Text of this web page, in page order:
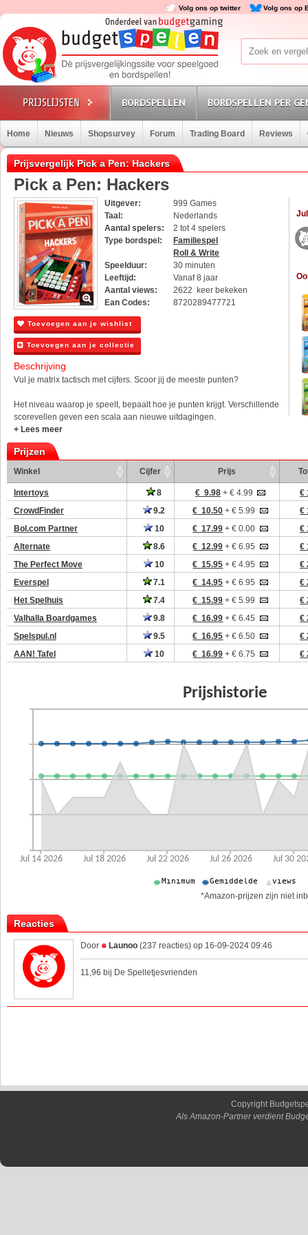
Volg ons op twitter Volg ons op
BORDSPELLEN BORDSPELLEN PER
Home Nieuws Shopsurvey Forum Trading Board Reviews
Prijsvergelijk Pick a Pen: Hackers
Pick a Pen: Hackers
Uitgever:
999 Games
Taal:
Nederlands
Aantal spelers:
2 tot 4 spelers
Type bordspel:
Familiespel
Roll & Write
Speelduur:
30 minuten
Leeftijd:
Vanaf 8 jaar
Aantal views:
2622 keer bekeken
Ean Codes:
8720289477721
Toevoegen aan je wishlist
Toevoegen aan je collectie
Beschrijving
Vul je matrix tactisch met cijfers. Scoor jij de meeste punten?
Het niveau waarop je speelt, bepaalt hoe je punten krijgt. Verschillende
scorevellen geven een scala aan nieuwe uitdagingen.
+ Lees meer
Prijzen
Winkel Cijfer Prijs
Intertoys 8 € 9.98 + € 4.99
€
CrowdFinder
9.2 € 10.50 + € 5.99
€
Bol.com Partner
10 € 17.99 + € 0.00
€
Alternate
8.6 € 12.99 + € 6.95
€
The Perfect Move
10 € 15.95 + € 4.95
€
Everspel
7.1 € 14.95 + € 6.95
€
Het Spelhuis
7.4 € 15.99 + € 5.99
€
Valhalla Boardgames
9.8 € 16.99 + € 6.45
€
Spelspul.nl
9.5 € 16.95 + € 6.50
€
AAN! Tafel
10 € 16.99 + € 6.75 €
*Amazon-prijzen zijn niet
Reacties
Door Launoo (237 reacties) op 16-09-2024 09:46
11,96 bij De Spelletjesvrienden
Copyright
Als Amazon-Partner verdient